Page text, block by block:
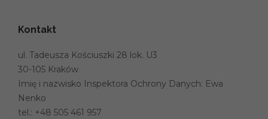
Kontakt
ul. Tadeusza Kościuszki 28 lok. U3
30-105 Kraków
Imię i nazwisko Inspektora Ochrony Danych: Ewa
Nenko
tel.: +48 505 461 957